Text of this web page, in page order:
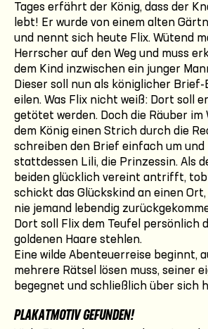
Tages erfährt der König, dass der
lebt! Er wurde von einem alten
und nennt sich heute Flix. Wütend
Herrscher auf den Weg und muss
dem Kind inzwischen ein junger
Dieser soll nun als königlicher Brief-
eilen. Was Flix nicht weiß: Dort soll
getötet werden. Doch die Räuber im
dem König einen Strich durch die
schreiben den Brief einfach um
stattdessen Lili, die Prinzessin. Als
beiden glücklich vereint antrifft,
schickt das Glückskind an einen
nie jemand lebendig
Dort soll Flix dem Teufel persönlich
goldenen Haare stehlen.
Eine wilde Abenteuerreise beginnt,
mehrere Rätsel lösen muss, seiner
begegnet und schließlich über sich
PLAKATMOTIV GEFUNDEN!